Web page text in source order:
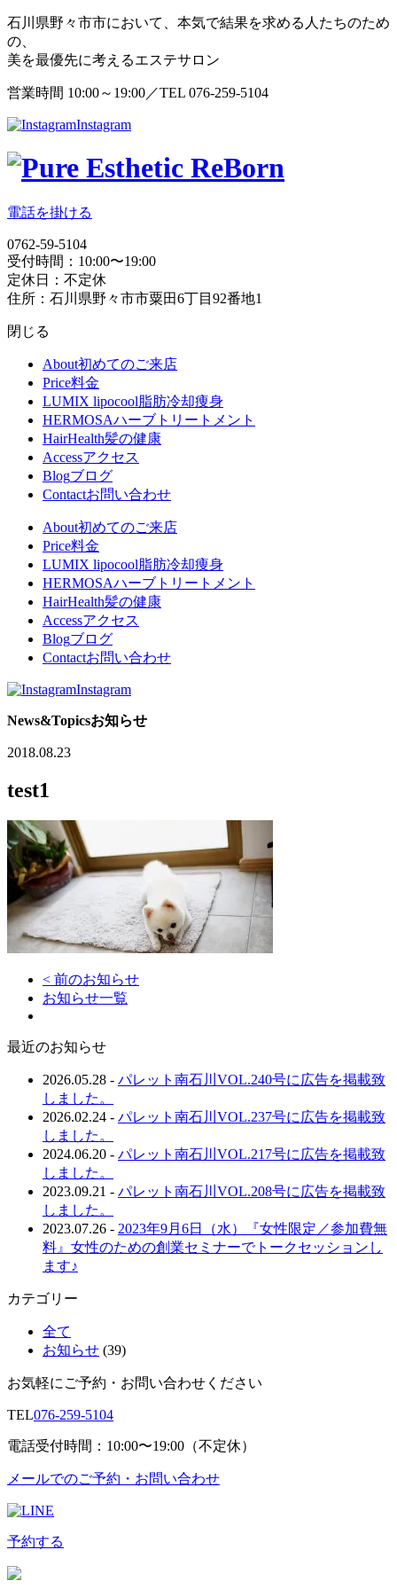
石川県野々市市において、本気で結果を求める人たちのため
の、
美を最優先に考えるエステサロン
営業時間 10:00～19:00／TEL 076-259-5104
Instagram
電話を掛ける
0762-59-5104
受付時間：10:00〜19:00
定休日：不定休
住所：石川県野々市市粟田6丁目92番地1
閉じる
About初めてのご来店
Price料金
LUMIX lipocool 脂肪冷却痩身
HERMOSAハーブトリートメント
HairHealth髪の健康
Accessアクセス
Blogブログ
Contactお問い合わせ
About初めてのご来店
Price料金
LUMIX lipocool 脂肪冷却痩身
HERMOSAハーブトリートメント
HairHealth髪の健康
Accessアクセス
Blogブログ
Contactお問い合わせ
Instagram
News&Topicsお知らせ
2018.08.23
test1
< 前のお知らせ
お知らせ一覧
最近のお知らせ
2026.05.28 - パレット南石川VOL.240号に広告を掲載致
しました。
2026.02.24 - パレット南石川VOL.237号に広告を掲載致
しました。
2024.06.20 - パレット南石川VOL.217号に広告を掲載致
しました。
2023.09.21 - パレット南石川VOL.208号に広告を掲載致
しました。
2023.07.26 - 2023年9月6日（水）『女性限定／参加費無
料』女性のための創業セミナーでトークセッションし
ます♪
カテゴリー
全て
お知らせ (39)
お気軽にご予約・お問い合わせください
TEL076-259-5104
電話受付時間：10:00〜19:00（不定休）
メールでのご予約・お問い合わせ
予約する